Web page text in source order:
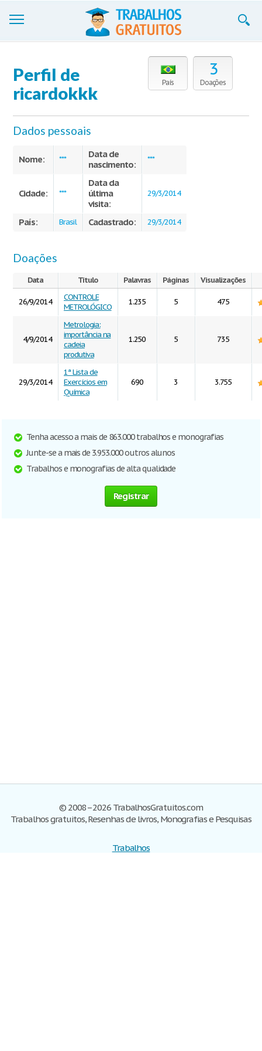
Cadastre-se
Blog
Contate-nos
País
3
Doações
Perfil de
ricardokkk
Dados pessoais
Nome: ***
Data de
nascimento:
***
Cidade: ***
Data da
última
visita:
29/3/2014
País: Brasil Cadastrado: 29/3/2014
Doações
Data Título Palavras Páginas Visualizações
26/9/2014
CONTROLE
METROLÓGICO
1.235 5 475
4/9/2014
Metrologia:
importância na
cadeia
produtiva
1.250 5 735
29/3/2014
1ª Lista de
Exercícios em
Química
690 3 3.755
Tenha acesso a mais de 863.000 trabalhos e monografias
Junte-se a mais de 3.953.000 outros alunos
Trabalhos e monografias de alta qualidade
Registrar
© 2008–2026 TrabalhosGratuitos.com
Trabalhos gratuitos, Resenhas de livros, Monografias e Pesquisas
Trabalhos